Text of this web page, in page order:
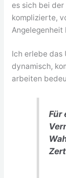
es sich bei
komplizierte,
Angelegenheit
Ich erlebe das
dynamisch,
arbeiten
Für